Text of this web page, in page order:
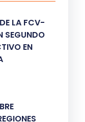
LA FCV-
SEGUNDO
EN